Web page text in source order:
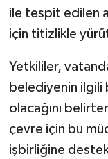
ile tespit edilen
için titizlikle
Yetkililer,
belediyenin
olacağını
çevre için bu
işbirliğine